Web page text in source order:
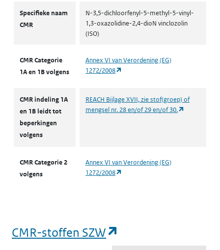
Specifieke naam
CMR
N-3,5-dichloorfenyl-5-methyl-5-vinyl-
1,3-oxazolidine-2,4-dioN vinclozolin
(ISO)
CMR Categorie
1A en 1B volgens
Annex VI van Verordening (EG)
1272/2008
CMR indeling 1A
en 1B leidt tot
beperkingen
volgens
REACH Bijlage XVII, zie stof(groep) of
mengsel nr. 28 en/of 29 en/of 30.
CMR Categorie 2
volgens
Annex VI van Verordening (EG)
1272/2008
CMR-stoffen SZW